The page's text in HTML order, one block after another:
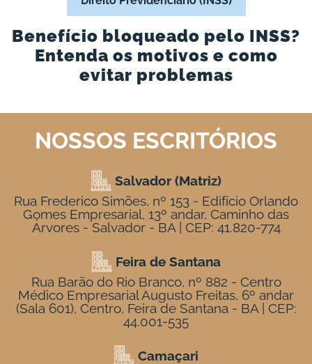
Benefício bloqueado pelo INSS?
Entenda os motivos e como
evitar problemas
NOSSOS ESCRITÓRIOS
Salvador (Matriz)
Rua Frederico Simões, nº 153 - Edifício Orlando
Gomes Empresarial, 13º andar, Caminho das
Árvores - Salvador - BA | CEP: 41.820-774
Feira de Santana
Rua Barão do Rio Branco, nº 882 - Centro
Médico Empresarial Augusto Freitas, 6º andar
(Sala 601), Centro, Feira de Santana - BA | CEP:
44.001-535
Camaçari